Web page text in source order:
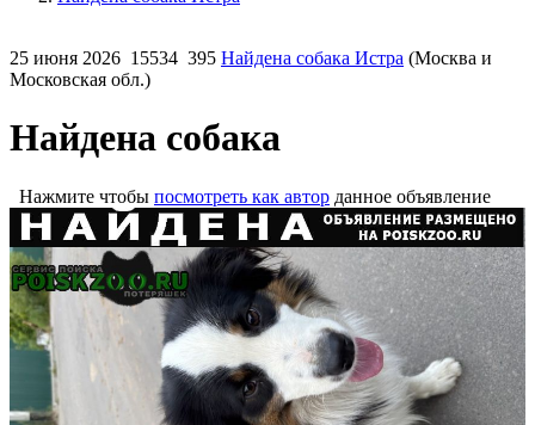
25 июня 2026 15534 395 Найдена собака Истра (Москва и
Московская обл.)
Найдена собака
Нажмите чтобы посмотреть как автор данное объявление